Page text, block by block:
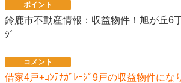
ポイント
鈴鹿市不動産情報：収益物件！旭が丘6
ｼﾞ
コメント
借家4戸+ｺﾝﾃﾅｶﾞﾚｰｼﾞ9戸の収益物件にな